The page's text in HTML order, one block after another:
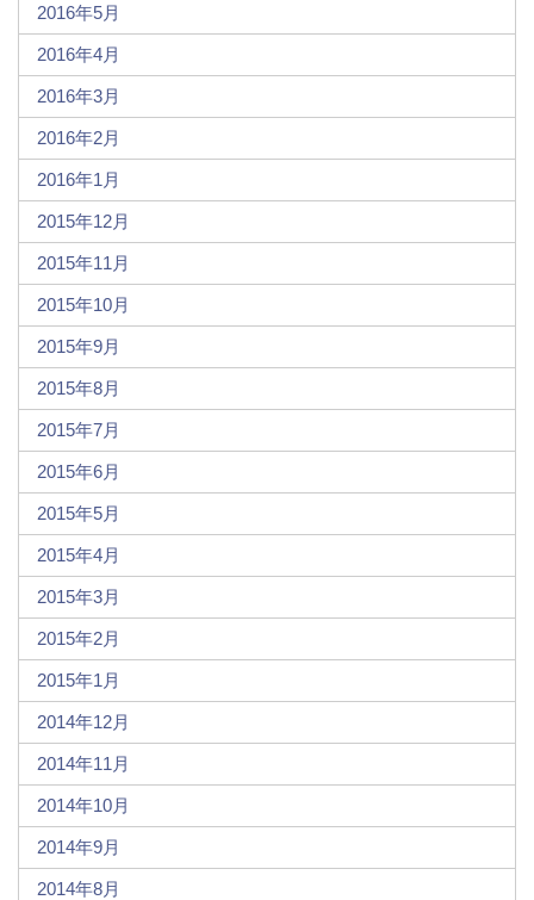
2016年5月
2016年4月
2016年3月
2016年2月
2016年1月
2015年12月
2015年11月
2015年10月
2015年9月
2015年8月
2015年7月
2015年6月
2015年5月
2015年4月
2015年3月
2015年2月
2015年1月
2014年12月
2014年11月
2014年10月
2014年9月
2014年8月